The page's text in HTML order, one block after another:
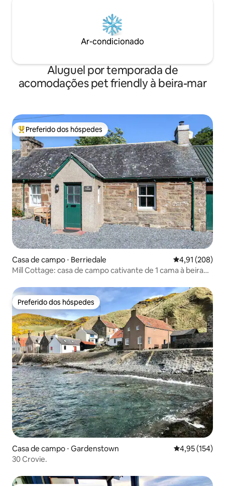
Ar-condicionado
Aluguel por temporada de
acomodações pet friendly à beira-mar
Entre os melhores preferidos dos hóspedes
Preferido dos hóspedes
Casa de campo ⋅ Berriedale 4,91 de uma
4,91 (208)
Mill Cottage: casa de campo cativante de 1 cama à beira
Preferido dos hóspedes
Preferido dos hóspedes
Casa de campo ⋅ Gardenstown 4,95 de uma
4,95 (154)
30 Crovie.